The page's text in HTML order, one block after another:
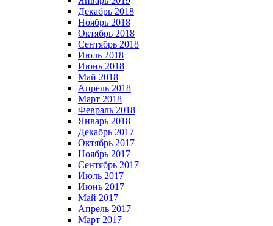
Декабрь 2018
Ноябрь 2018
Октябрь 2018
Сентябрь 2018
Июль 2018
Июнь 2018
Май 2018
Апрель 2018
Март 2018
Февраль 2018
Январь 2018
Декабрь 2017
Октябрь 2017
Ноябрь 2017
Сентябрь 2017
Июль 2017
Июнь 2017
Май 2017
Апрель 2017
Март 2017